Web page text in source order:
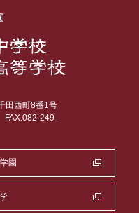
田西町8番1号
FAX.082-249-
園